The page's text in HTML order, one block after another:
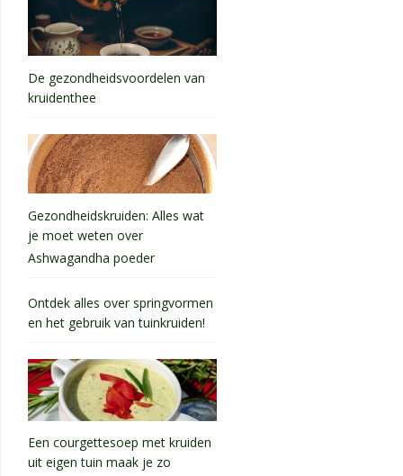
De gezondheidsvoordelen van
kruidenthee
Gezondheidskruiden: Alles wat
je moet weten over
Ashwagandha poeder
Ontdek alles over springvormen
en het gebruik van tuinkruiden!
Een courgettesoep met kruiden
uit eigen tuin maak je zo